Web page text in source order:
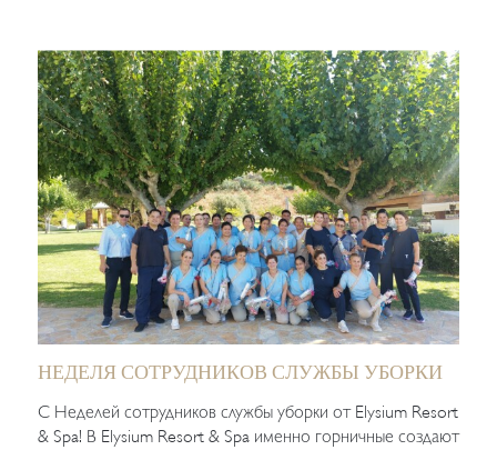
НЕДЕЛЯ СОТРУДНИКОВ СЛУЖБЫ УБОРКИ
С Неделей сотрудников службы уборки от Elysium Resort
& Spa! В Elysium Resort & Spa именно горничные создают